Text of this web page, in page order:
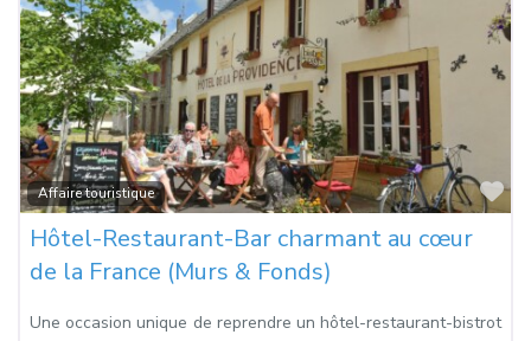
Affaire touristique
Hôtel-Restaurant-Bar charmant au cœur
de la France (Murs & Fonds)
Une occasion unique de reprendre un hôtel-restaurant-bistrot